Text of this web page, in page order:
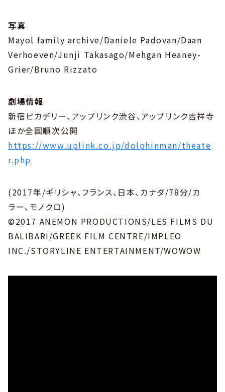
写真
Mayol family archive/Daniele Padovan/Daan
Verhoeven/Junji Takasago/Mehgan Heaney-
Grier/Bruno Rizzato
劇場情報
新宿ピカデリー、アップリンク渋谷、アップリンク吉祥寺
ほか全国順次公開
https://www.uplink.co.jp/dolphinman/theate
r.php
(2017年/ギリシャ、フランス、日本、カナダ/78分/カ
ラー、モノクロ)
©2017 ANEMON PRODUCTIONS/LES FILMS DU
BALIBARI/GREEK FILM CENTRE/IMPLEO
INC./STORYLINE ENTERTAINMENT/WOWOW